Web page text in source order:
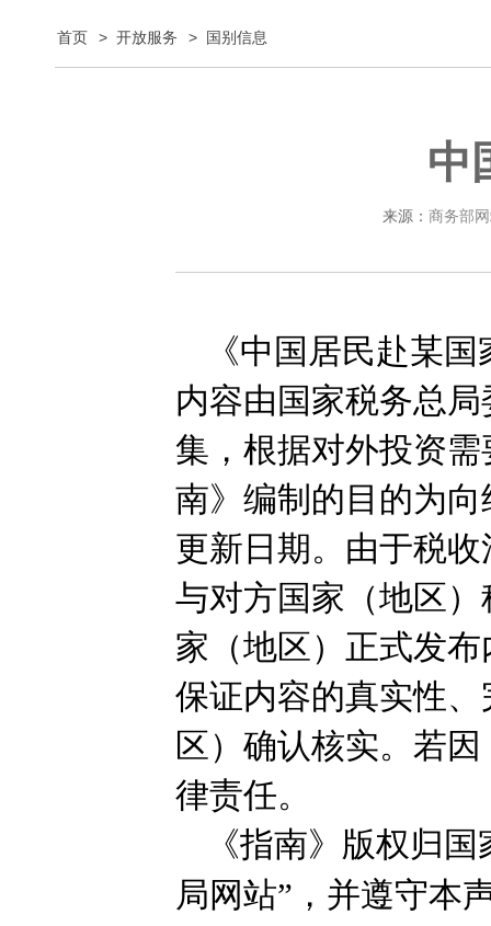
首页 > 开放服务 > 国别信息
中
来源： 商务部
《中国居民赴某
内容由国家税务总
集，根据对外投资
南》编制的目的为
更新日期。由于税
与对方国家（地区
家（地区）正式发
保证内容的真实性
区）确认核实。若
律责任。
《指南》版权归
局网站”，并遵守本